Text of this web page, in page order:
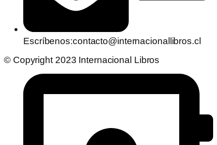
Escríbenos:contacto@internacionallibros.cl
© Copyright 2023 Internacional Libros